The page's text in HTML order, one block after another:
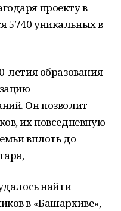
проекту в
5740 уникальных в
летия образования
Он позволит
их повседневную
вплоть до
найти
в «Башархиве»,